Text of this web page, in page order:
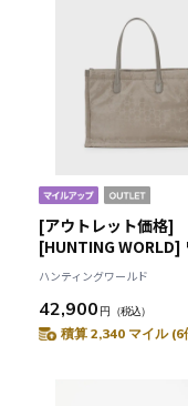
[アウトレット価格]
[HUNTING WORLD]
ーラスト[トートバッグ
3271WDL]ベージュ
6109480232
ハンティングワールド
42,900 円 （税込）
積算 2,340 マイル (6